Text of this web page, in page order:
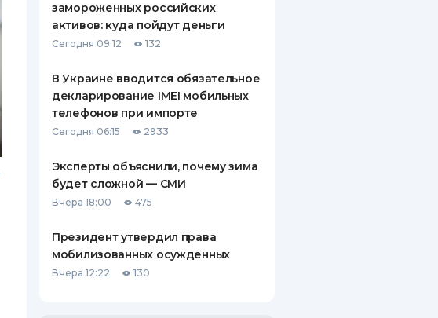
замороженных российских
активов: куда пойдут деньги
Сегодня 09:12 132
В Украине вводится обязательное
декларирование IMEI мобильных
телефонов при импорте
Сегодня 06:15 2933
Эксперты объяснили, почему зима
будет сложной — СМИ
Вчера 18:00 475
Президент утвердил права
мобилизованных осужденных
Вчера 12:22 130